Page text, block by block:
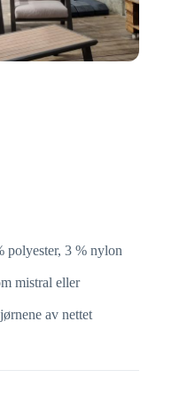
polyester, 3 % nylon
mistral eller
av nettet